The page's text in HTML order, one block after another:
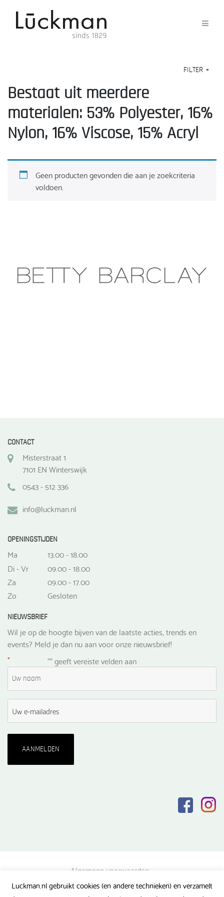
FILTER +
Bestaat uit meerdere
materialen: 53% Polyester, 16%
Nylon, 16% Viscose, 15% Acryl
Geen producten gevonden die aan je zoekcriteria
voldoen.
CONTACT
Misterstraat 1
7101 EN Winterswijk
0543 - 512 336
info@luckman.nl
OPENINGSTIJDEN
Ma
13.00 - 18.00
Di - Vr
09.00 - 18.00
Za
09.00 - 17.00
Zo
Gesloten
NIEUWSBRIEF
Wil je op de hoogte bijven van de laatste acties, trends en
events? Meld je dan nu aan voor onze nieuwsbrief!
"
* " geeft vereiste velden aan
Algemene voorwaarden
Privacy verklaring
Luckman.nl gebruikt cookies (en andere technieken) en verzamelt